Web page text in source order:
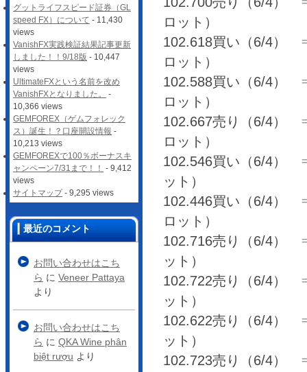
ロット）
102.618買い（6/4）
ロット）
102.588買い（6/4）
ロット）
102.667売り（6/4）
ロット）
102.546買い（6/4）
ット）
102.446買い（6/4）
ロット）
102.716売り（6/4）
ット）
102.722売り（6/4）
ット）
102.622売り（6/4）
ット）
102.723売り（6/4）
グットライフスピード証券（GL
speed FX）について - 11,430
views
VanishFX実践検証結果記事更新
しました！！9/18版 - 10,447
views
UltimateFXという名前を改め
VanishFXとなりました。
-
10,366 views
GEMFOREX（ゲムフォレック
ス）誕生！？口座開設情報 -
10,213 views
GEMFOREXで100％ボーナスキ
ャンペーン7/31まで！！ - 9,412
views
サイトマップ- 9,295 views
最近のコメント
お問い合わせはこち
ら に Veneer Pattaya
より
お問い合わせはこち
ら に QKA Wine phân
biệt rượu より